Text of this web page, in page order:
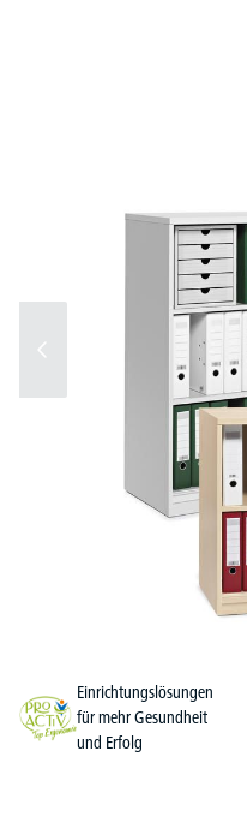
Einrichtungslösungen
für mehr Gesundheit
und Erfolg